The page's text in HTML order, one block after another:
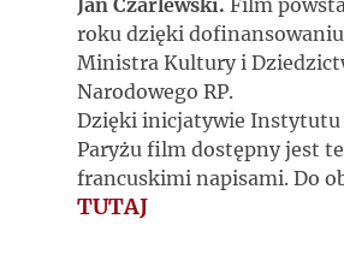
Jan Czarlewski. Film
roku dzięki
Ministra Kultury i
Narodowego RP.
Dzięki inicjatywie Instytutu
Paryżu film dostępny jest
francuskimi napisami. Do
TUTAJ